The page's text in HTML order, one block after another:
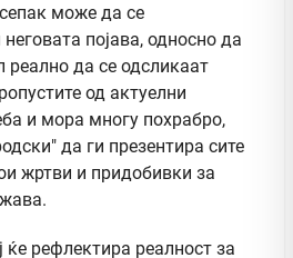
може да се
појава, односно да
реално да се одсликаат
од актуелни
и мора многу похрабро,
да ги презентира сите
жртви и придобивки за
рефлектира реалност за